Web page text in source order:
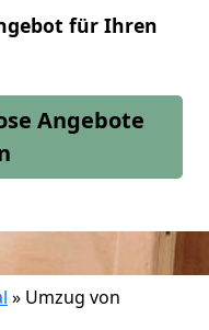
für Ihren
Angebote
» Umzug von